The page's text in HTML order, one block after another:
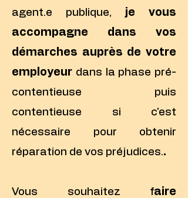
agent.e publique, je vous
accompagne dans vos
démarches auprès de votre
employeur dans la phase pré-
contentieuse puis
contentieuse si c'est
nécessaire pour obtenir
réparation de vos préjudices..
Vous souhaitez faire